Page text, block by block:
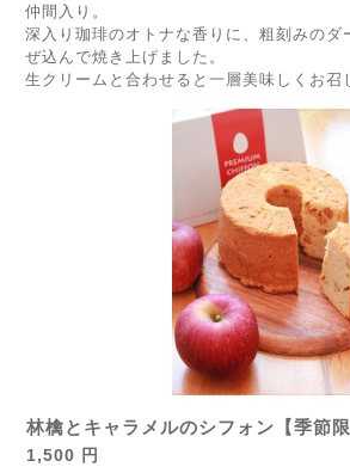
仲間入り。
深入り珈琲のオトナな香りに、粗刻みのダ
ぜ込んで焼き上げました。
生クリームと合わせると一層美味しくお召
林檎とキャラメルのシフォン【季節限
1,500 円